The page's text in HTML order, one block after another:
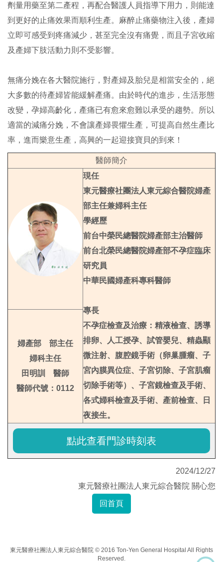
劑量用藥至第二產程，再配合醫護人員指導下用力，則能達
到更好的止痛效果而順利生產。麻醉止痛藥物注入後，產婦
立即可感受到疼痛減少，甚至完全沒有痛覺，而且子宮收縮
及產婦下肢活動力則不受影響。
無痛分娩在各大醫院施行，對產婦及胎兒是相當安全的，絕
大多數的待產婦皆能緩解產痛。由於時代的進步，生活形態
改變，孕婦高齡化，產痛已有愈來愈難以承受的趨勢。所以
適當的減痛分娩，不會讓產婦畏懼生產，可提高自然生產比
率，進而樂意生產，高興的一起迎接寶貝的到來！
醫師簡介
現任
東元醫療社團法人東元綜合醫院婦產
部主任兼婦科主任
學經歷
前台中榮民總醫院婦產部主治醫師
前台北榮民總醫院婦產部不孕症臨床
研究員
中華民國婦產科專科醫師
專長
不孕症檢查及治療：精液檢查、誘導
排卵、人工授孕、試管嬰兒、精蟲顯
微注射、腹腔鏡手術（卵巢腫瘤、子
宮內膜異位症、子宮切除、子宮肌瘤
切除手術等）、子宮鏡檢查及手術、
各式婦科檢查及手術、產前檢查、日
夜接生。
婦產部 部主任
婦科主任
田明訓 醫師
醫師代號：0112
點此查看門診時刻表
2024/12/27
東元醫療社團法人東元綜合醫院 關心您
回首頁
東元醫療社團法人東元綜合醫院 © 2016 Ton-Yen General Hospital All Rights
Reserved.